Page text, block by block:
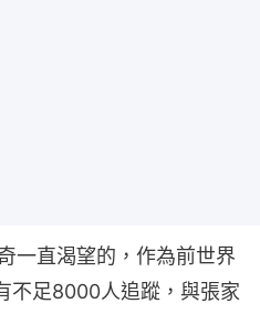
一直渴望的，作為前世界
不足8000人追蹤，與張家